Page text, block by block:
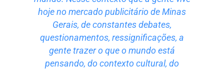
hoje no mercado publicitário de Minas
Gerais, de constantes debates,
questionamentos, ressignificações, a
gente trazer o que o mundo está
pensando, do contexto cultural, do